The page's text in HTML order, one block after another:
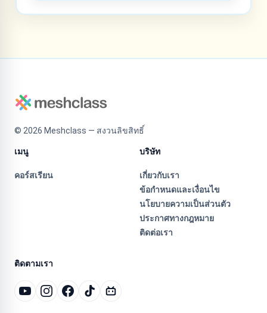
© 2026 Meshclass — สงวนลิขสิทธิ์
เมนู
คอร์สเรียน
บริษัท
เกี่ยวกับเรา
ข้อกำหนดและเงื่อนไข
นโยบายความเป็นส่วนตัว
ประกาศทางกฎหมาย
ติดต่อเรา
ติดตามเรา